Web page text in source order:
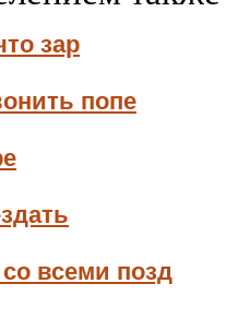
зар
попе
всеми позд